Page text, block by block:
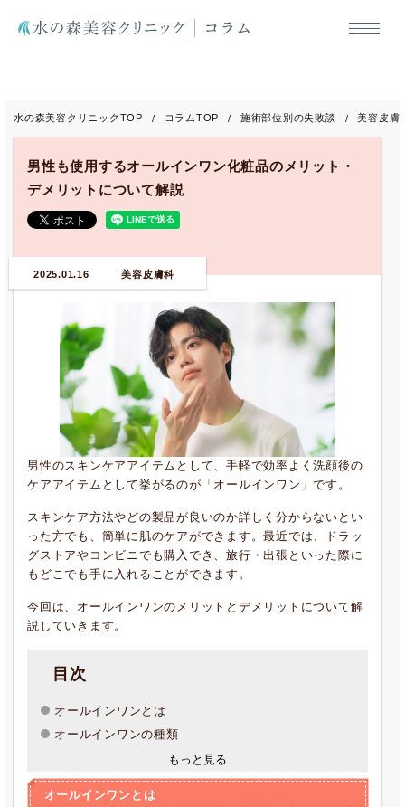
水の森美容クリニックTOP コラムTOP 施術部位別の失敗談 美容皮膚
男性も使用するオールインワン化粧品のメリット・
デメリットについて解説
2025.01.16 美容皮膚科
男性のスキンケアアイテムとして、手軽で効率よく洗顔後の
ケアアイテムとして挙がるのが「オールインワン」です。
スキンケア方法やどの製品が良いのか詳しく分からないとい
った方でも、簡単に肌のケアができます。最近では、ドラッ
グストアやコンビニでも購入でき、旅行・出張といった際に
もどこでも手に入れることができます。
今回は、オールインワンのメリットとデメリットについて解
説していきます。
目次
オールインワンとは
オールインワンの種類
もっと見る
オールインワンとは